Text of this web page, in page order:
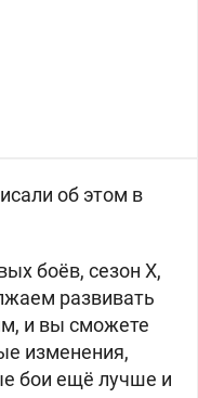
об этом в
боёв, сезон X,
развивать
и вы сможете
изменения,
бои ещё лучше и